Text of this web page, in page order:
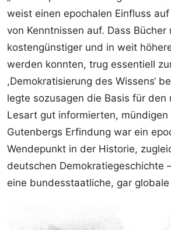
weist einen epochalen Einfluss
von Kenntnissen auf. Dass Bücher
kostengünstiger und in weit
werden konnten, trug essentiell
,Demokratisierung des Wissens‘
legte sozusagen die Basis für den
Lesart gut informierten, mündigen
Gutenbergs Erfindung war ein
Wendepunkt in der Historie,
deutschen Demokratiegeschichte
eine bundesstaatliche, gar globale